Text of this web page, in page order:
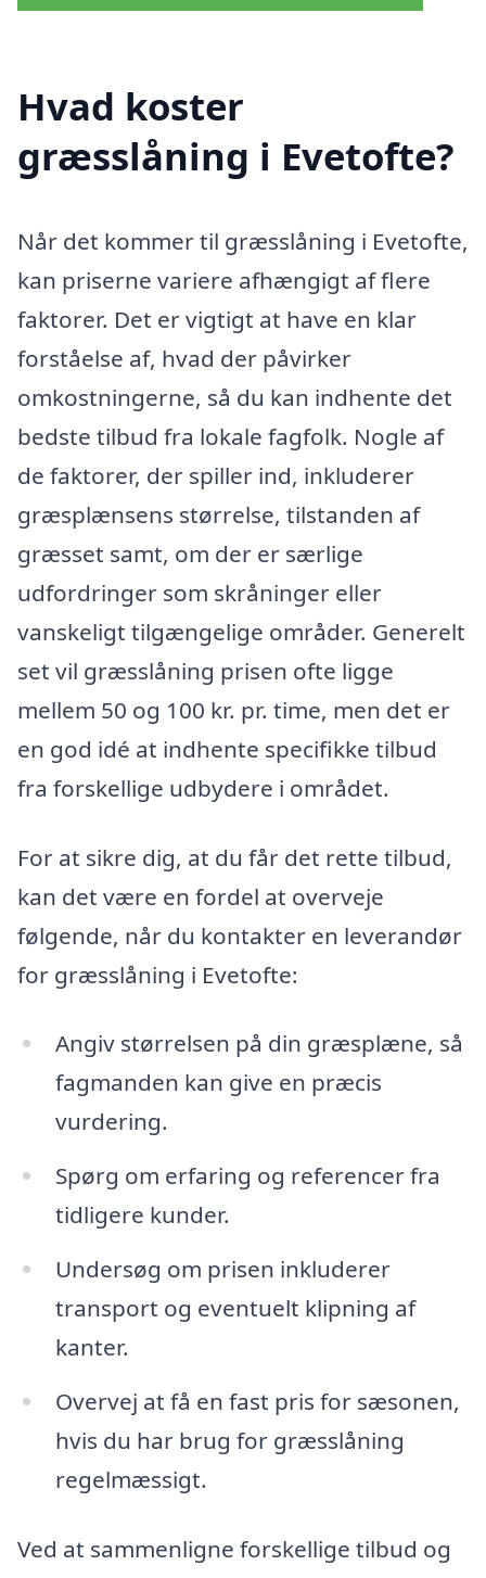
Hvad koster
græsslåning i Evetofte?
Når det kommer til græsslåning i Evetofte,
kan priserne variere afhængigt af flere
faktorer. Det er vigtigt at have en klar
forståelse af, hvad der påvirker
omkostningerne, så du kan indhente det
bedste tilbud fra lokale fagfolk. Nogle af
de faktorer, der spiller ind, inkluderer
græsplænsens størrelse, tilstanden af
græsset samt, om der er særlige
udfordringer som skråninger eller
vanskeligt tilgængelige områder. Generelt
set vil græsslåning prisen ofte ligge
mellem 50 og 100 kr. pr. time, men det er
en god idé at indhente specifikke tilbud
fra forskellige udbydere i området.
For at sikre dig, at du får det rette tilbud,
kan det være en fordel at overveje
følgende, når du kontakter en leverandør
for græsslåning i Evetofte:
Angiv størrelsen på din græsplæne, så
fagmanden kan give en præcis
vurdering.
Spørg om erfaring og referencer fra
tidligere kunder.
Undersøg om prisen inkluderer
transport og eventuelt klipning af
kanter.
Overvej at få en fast pris for sæsonen,
hvis du har brug for græsslåning
regelmæssigt.
Ved at sammenligne forskellige tilbud og